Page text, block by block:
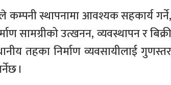
कम्पनी स्थापनामा आवश्यक सहकार्य गर्ने,
सामग्रीको उत्खनन, व्यवस्थापन र बिक्री
तहका निर्माण व्यवसायीलाई गुणस्तर
।